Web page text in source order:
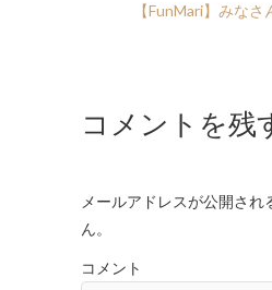
【FunMari】みな
コメントを残
メールアドレスが公開され
ん。
コメント